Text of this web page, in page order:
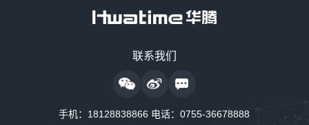
联系我们
手机： 18128838866 电话：0755-36678888
18128838889